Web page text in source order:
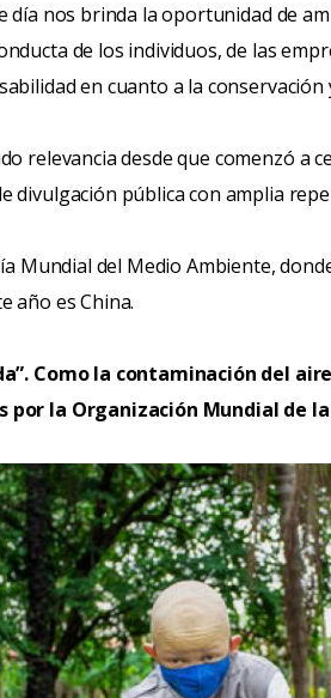
día nos brinda la oportunidad de
de los individuos, de las
en cuanto a la conservación
relevancia desde que comenzó a
divulgación pública con amplia
Mundial del Medio Ambiente,
año es China.
Como la contaminación del
por la Organización Mundial de la